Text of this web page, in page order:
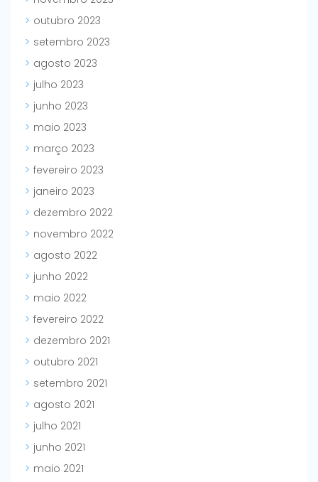
outubro 2023
setembro 2023
agosto 2023
julho 2023
junho 2023
maio 2023
março 2023
fevereiro 2023
janeiro 2023
dezembro 2022
novembro 2022
agosto 2022
junho 2022
maio 2022
fevereiro 2022
dezembro 2021
outubro 2021
setembro 2021
agosto 2021
julho 2021
junho 2021
maio 2021